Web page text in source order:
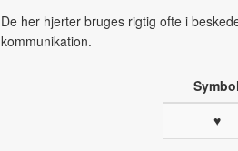
De her hjerter bruges rigtig ofte i
kommunikation.
Symbol
♥